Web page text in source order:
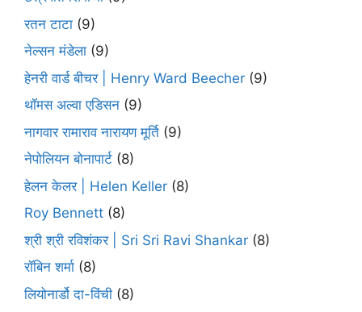
रतन टाटा (9)
नेल्सन मंडेला (9)
हेनरी वार्ड बीचर | Henry Ward Beecher (9)
थॉमस अल्वा एडिसन (9)
नागवार रामाराव नारायण मूर्ति (9)
नेपोलियन बोनापार्ट (8)
हेलन केलर | Helen Keller (8)
Roy Bennett (8)
श्री श्री रविशंकर | Sri Sri Ravi Shankar (8)
रॉबिन शर्मा (8)
लियोनार्डो दा-विंची (8)